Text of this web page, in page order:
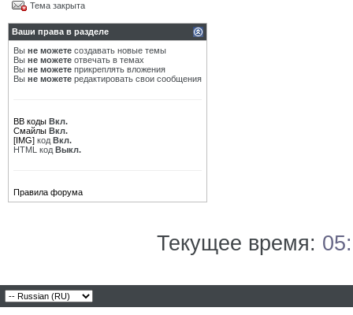
Тема закрыта
Ваши права в разделе
Вы не можете создавать новые темы
Вы не можете отвечать в темах
Вы не можете прикреплять вложения
Вы не можете редактировать свои сообщения
BB коды Вкл.
Смайлы Вкл.
[IMG] код Вкл.
HTML код Выкл.
Правила форума
Текущее время: